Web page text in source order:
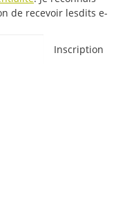
de recevoir lesdits e-
Inscription